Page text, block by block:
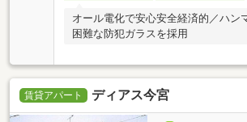
オール電化で安心安全経済的／ハン
困難な防犯ガラスを採用
賃貸アパート ディアス今宮